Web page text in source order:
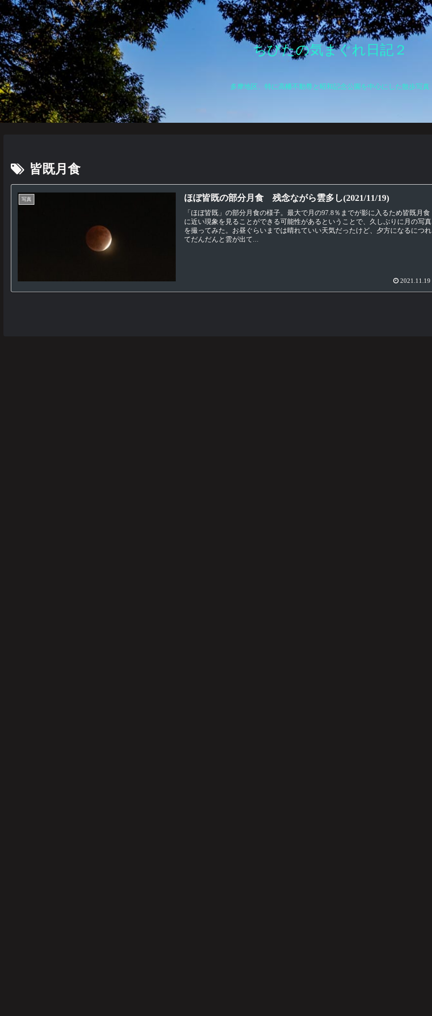
ちびたの気まぐれ日記２
多摩地区、特に高幡不動尊と昭和記念公園を中心にした散歩写真
皆既月食
写真 ほぼ皆既の部分月食 残念ながら雲多し(2021/11/19)
「ほぼ皆既」の部分月食の様子。最大で月の97.8％までが影に入るため皆既月食
に近い現象を見ることができる可能性があるということで、久しぶりに月の写真
を撮ってみた。お昼ぐらいまでは晴れていい天気だったけど、夕方になるにつれ
てだんだんと雲が出て...
2021.11.19